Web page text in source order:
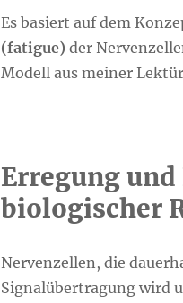
Es basiert auf dem
(fatigue) der
Modell aus meiner
Erregung
biologischer
Nervenzellen, die
Signalübertragung wird